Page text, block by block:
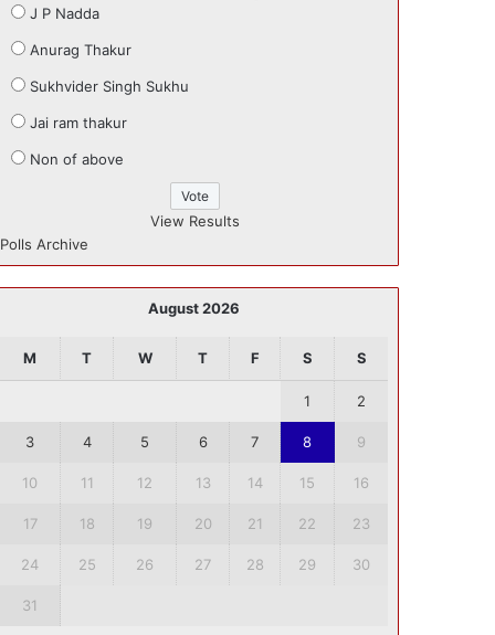
J P Nadda
Anurag Thakur
Sukhvider Singh Sukhu
Jai ram thakur
Non of above
View Results
Polls Archive
August 2026
M T W T F S S
1 2
3 4 5 6 7 8 9
10 11 12 13 14 15 16
17 18 19 20 21 22 23
24 25 26 27 28 29 30
31